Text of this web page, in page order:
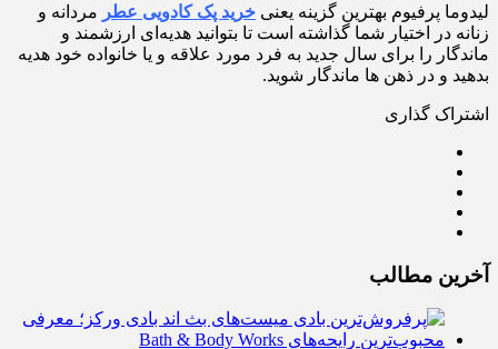
لیدوما پرفیوم بهترین گزینه یعنی خرید پک کادویی عطر مردانه و
زنانه در اختیار شما گذاشته است تا بتوانید هدیه‌ای ارزشمند و
ماندگار را برای سال جدید به فرد مورد علاقه و یا خانواده خود هدیه
بدهید و در ذهن ها ماندگار شوید.
اشتراک گذاری
آخرین مطالب